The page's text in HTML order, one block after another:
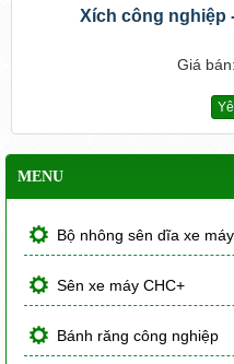
Xích công nghiệp
Giá bán:
MENU
Bộ nhông sên dĩa xe máy
Sên xe máy CHC+
Bánh răng công nghiệp